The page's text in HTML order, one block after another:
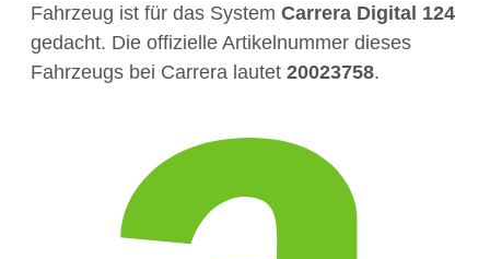
Fahrzeug ist für das System Carrera Digital 124
gedacht. Die offizielle Artikelnummer dieses
Fahrzeugs bei Carrera lautet 20023758.